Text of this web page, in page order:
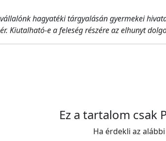
hagyatéki tárgyalásán gyermekei
Kiutalható-e a feleség részére az elhunyt
Ez a tartalom csak
Ha érdekli az